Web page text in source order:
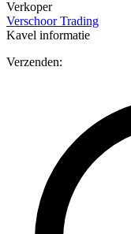
Verkoper
Verschoor Trading
Kavel informatie
Verzenden: